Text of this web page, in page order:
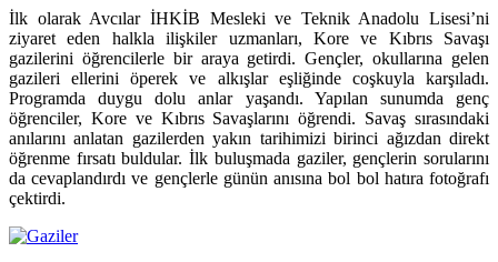
İlk olarak Avcılar İHKİB Mesleki ve Teknik Anadolu Lisesi’ni
ziyaret eden halkla ilişkiler uzmanları, Kore ve Kıbrıs Savaşı
gazilerini öğrencilerle bir araya getirdi. Gençler, okullarına gelen
gazileri ellerini öperek ve alkışlar eşliğinde coşkuyla karşıladı.
Programda duygu dolu anlar yaşandı. Yapılan sunumda genç
öğrenciler, Kore ve Kıbrıs Savaşlarını öğrendi. Savaş sırasındaki
anılarını anlatan gazilerden yakın tarihimizi birinci ağızdan direkt
öğrenme fırsatı buldular. İlk buluşmada gaziler, gençlerin sorularını
da cevaplandırdı ve gençlerle günün anısına bol bol hatıra fotoğrafı
çektirdi.